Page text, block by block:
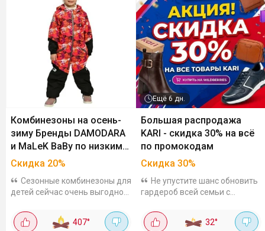
Комбинезоны на осень-
зиму Бренды DAMODARA
и MaLeK BaBy по низким
ценам
Скидка 20%
Сезонные комбинезоны для
детей сейчас очень выгодно
DAMODARA и MaLeK BaBy,
качественные материалы,
407°
Ещё 6 дн.
Большая распродажа
KARI - скидка 30% на всё
по промокодам
Скидка 30%
Не упустите шанс обновить
гардероб всей семьи с
августа действуют
промокоды на маркетплейсе
32°